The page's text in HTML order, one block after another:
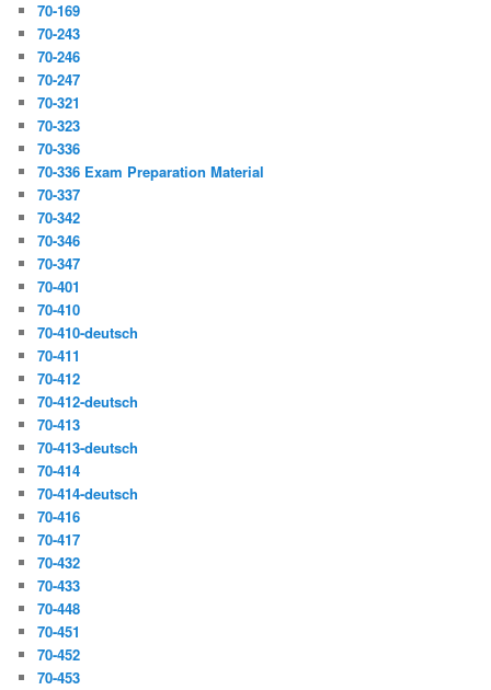
70-169
70-243
70-246
70-247
70-321
70-323
70-336
70-336 Exam Preparation Material
70-337
70-342
70-346
70-347
70-401
70-410
70-410-deutsch
70-411
70-412
70-412-deutsch
70-413
70-413-deutsch
70-414
70-414-deutsch
70-416
70-417
70-432
70-433
70-448
70-451
70-452
70-453